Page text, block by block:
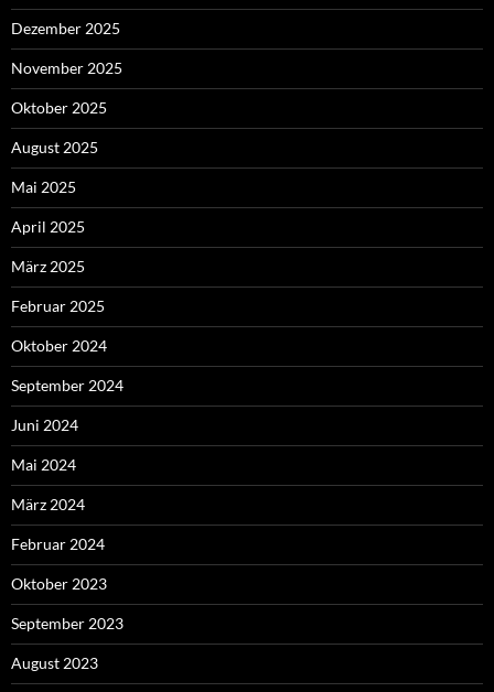
Dezember 2025
November 2025
Oktober 2025
August 2025
Mai 2025
April 2025
März 2025
Februar 2025
Oktober 2024
September 2024
Juni 2024
Mai 2024
März 2024
Februar 2024
Oktober 2023
September 2023
August 2023